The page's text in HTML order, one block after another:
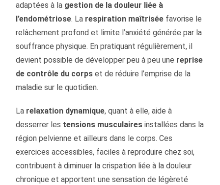
adaptées à la gestion de la douleur liée à
l’endométriose. La respiration maîtrisée favorise le
relâchement profond et limite l’anxiété générée par la
souffrance physique. En pratiquant régulièrement, il
devient possible de développer peu à peu une reprise
de contrôle du corps et de réduire l’emprise de la
maladie sur le quotidien.
La relaxation dynamique, quant à elle, aide à
desserrer les tensions musculaires installées dans la
région pelvienne et ailleurs dans le corps. Ces
exercices accessibles, faciles à reproduire chez soi,
contribuent à diminuer la crispation liée à la douleur
chronique et apportent une sensation de légèreté